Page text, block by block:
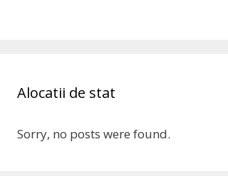
Alocatii de stat
Sorry, no posts were found.